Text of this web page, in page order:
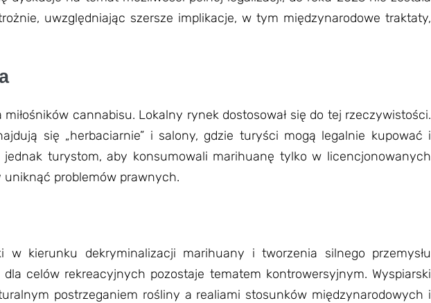
uwzględniając szersze implikacje, w tym międzynarodowe traktaty,
cannabisu. Lokalny rynek dostosował się do tej rzeczywistości.
się „herbaciarnie” i salony, gdzie turyści mogą legalnie kupować i
turystom, aby konsumowali marihuanę tylko w licencjonowanych
uniknąć problemów prawnych.
w kierunku dekryminalizacji marihuany i tworzenia silnego przemysłu
celów rekreacyjnych pozostaje tematem kontrowersyjnym. Wyspiarski
postrzeganiem rośliny a realiami stosunków międzynarodowych i